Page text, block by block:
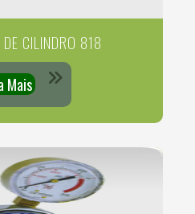
CILINDRO 818
Mais